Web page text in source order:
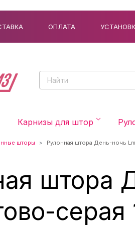
ОПЛАТА
Карнизы для штор
шторы Рулонная штора День-ночь
штора
серая